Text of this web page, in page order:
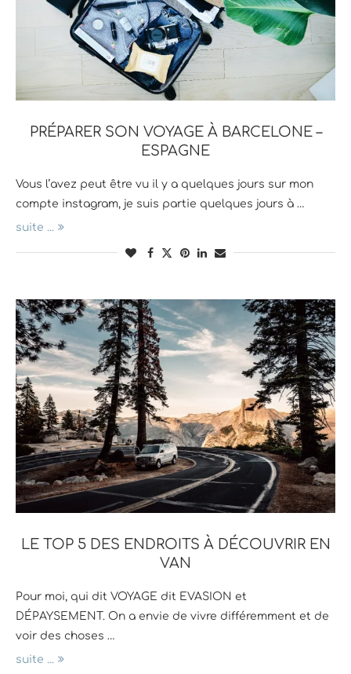
PRÉPARER SON VOYAGE À BARCELONE –
ESPAGNE
Vous l’avez peut être vu il y a quelques jours sur mon
compte instagram, je suis partie quelques jours à …
suite ...
LE TOP 5 DES ENDROITS À DÉCOUVRIR EN
VAN
Pour moi, qui dit VOYAGE dit EVASION et
DÉPAYSEMENT. On a envie de vivre différemment et de
voir des choses …
suite ...